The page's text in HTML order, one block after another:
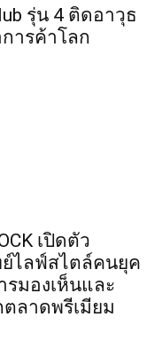
รุ่น 4 ติดอาวุธ
ารค้าโลก
เปิดตัว
ย์ไลฟ์สไตล์คนยุค
มองเห็นและ
ลาดพรีเมียม